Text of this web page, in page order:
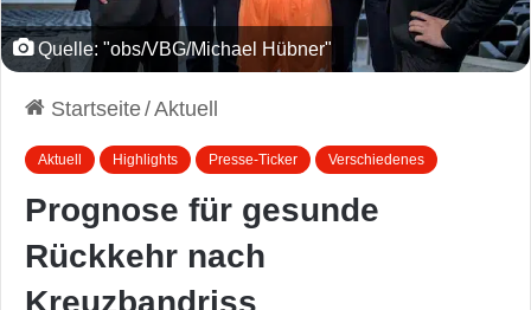
Quelle: "obs/VBG/Michael Hübner"
Startseite/Aktuell
Aktuell Highlights Presse-Ticker Verschiedenes
Prognose für gesunde
Rückkehr nach
Kreuzbandriss